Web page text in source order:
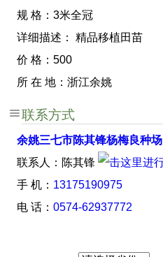
规 格：3米全冠
详细描述： 精品移植田苗
价 格：500
所 在 地：浙江余姚
联系方式
余姚三七市陈其锋杨梅良种场
联系人：陈其锋
手 机： 13175190975
电 话： 0574-62937772